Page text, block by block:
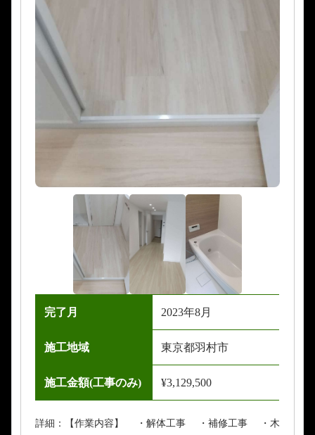
完了月 2023年8月
施工地域 東京都羽村市
施工金額(工事のみ) ¥3,129,500
詳細：【作業内容】 ・解体工事 ・補修工事 ・木